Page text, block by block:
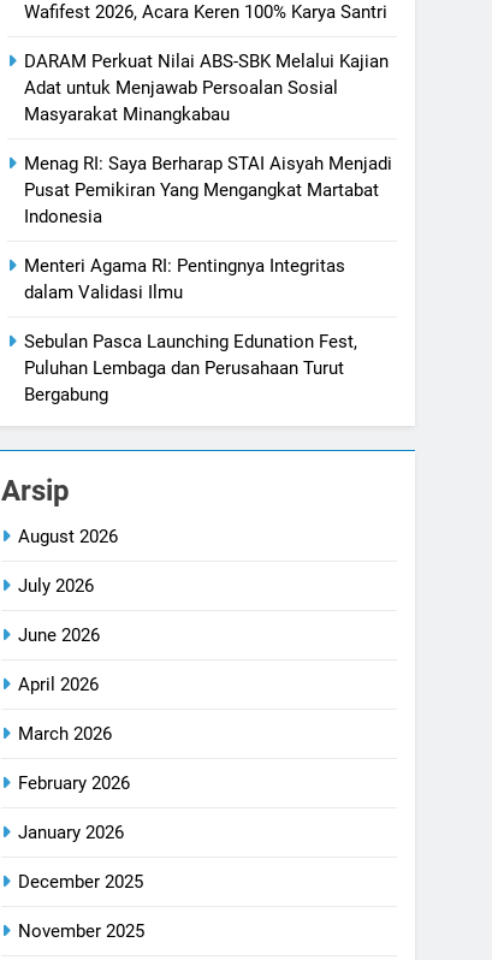
Wafifest 2026, Acara Keren 100% Karya Santri
DARAM Perkuat Nilai ABS-SBK Melalui Kajian
Adat untuk Menjawab Persoalan Sosial
Masyarakat Minangkabau
Menag RI: Saya Berharap STAI Aisyah Menjadi
Pusat Pemikiran Yang Mengangkat Martabat
Indonesia
Menteri Agama RI: Pentingnya Integritas
dalam Validasi Ilmu
Sebulan Pasca Launching Edunation Fest,
Puluhan Lembaga dan Perusahaan Turut
Bergabung
Arsip
August 2026
July 2026
June 2026
April 2026
March 2026
February 2026
January 2026
December 2025
November 2025